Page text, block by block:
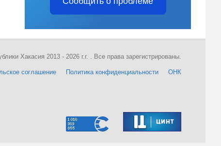
соглашение Политика конфиденциальности ОНК
Хакасия 2013 - 2026 г.г. . Все права зарегистрированы.